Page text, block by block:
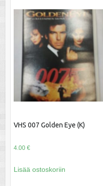
VHS 007 Golden Eye (K)
4.00 €
Lisää ostoskoriin